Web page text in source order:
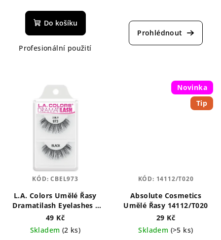
Do košíku
Profesionální použití
L.A. Colors Umělé Řasy
Dramatilash Eyelashes -
Dolly
49 Kč
Skladem (2 ks)
KÓD:CBEL973
Novinka
Tip
Absolute Cosmetics
Umělé Řasy 14112/T020
29 Kč
Skladem (>5 ks)
KÓD: 14112/T020